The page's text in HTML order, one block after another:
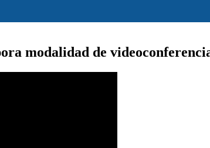
modalidad de